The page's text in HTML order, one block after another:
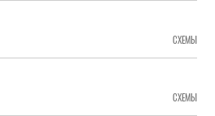
СХЕМЫ
СХЕМЫ